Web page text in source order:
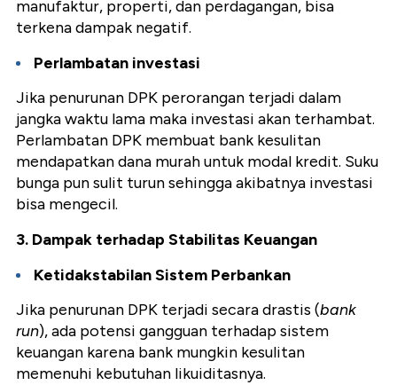
manufaktur, properti, dan perdagangan, bisa
terkena dampak negatif.
Perlambatan investasi
Jika penurunan DPK perorangan terjadi dalam
jangka waktu lama maka investasi akan terhambat.
Perlambatan DPK membuat bank kesulitan
mendapatkan dana murah untuk modal kredit. Suku
bunga pun sulit turun sehingga akibatnya investasi
bisa mengecil.
3. Dampak terhadap Stabilitas Keuangan
Ketidakstabilan Sistem Perbankan
Jika penurunan DPK terjadi secara drastis (bank
run), ada potensi gangguan terhadap sistem
keuangan karena bank mungkin kesulitan
memenuhi kebutuhan likuiditasnya.